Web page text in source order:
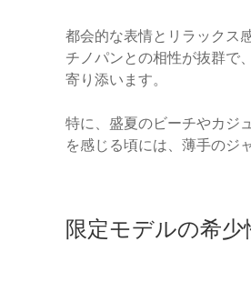
都会的な表情とリラックス
チノパンとの相性が抜群で
寄り添います。
特に、盛夏のビーチやカジ
を感じる頃には、薄手のジ
限定モデルの希少